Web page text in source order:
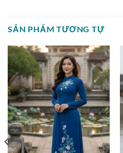
SẢN PHẨM TƯƠNG TỰ